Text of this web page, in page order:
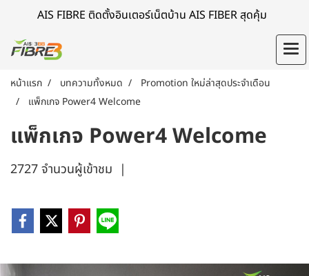
AIS FIBRE ติดตั้งอินเตอร์เน็ตบ้าน AIS FIBER สุดคุ้ม
หน้าแรก บทความทั้งหมด
Promotion ใหม่ล่าสุดประจำเดือน
แพ็กเกจ Power4 Welcome
แพ็กเกจ Power4 Welcome
2727 จำนวนผู้เข้าชม |